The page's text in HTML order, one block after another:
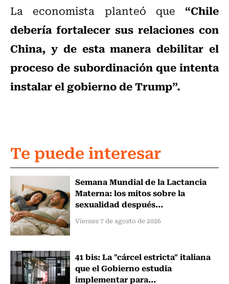
La economista planteó que “Chile
debería fortalecer sus relaciones con
China, y de esta manera debilitar el
proceso de subordinación que intenta
instalar el gobierno de Trump”.
Te puede interesar
Semana Mundial de la Lactancia
Materna: los mitos sobre la
sexualidad después...
Viernes 7 de agosto de 2026
41 bis: La "cárcel estricta" italiana
que el Gobierno estudia
implementar para...